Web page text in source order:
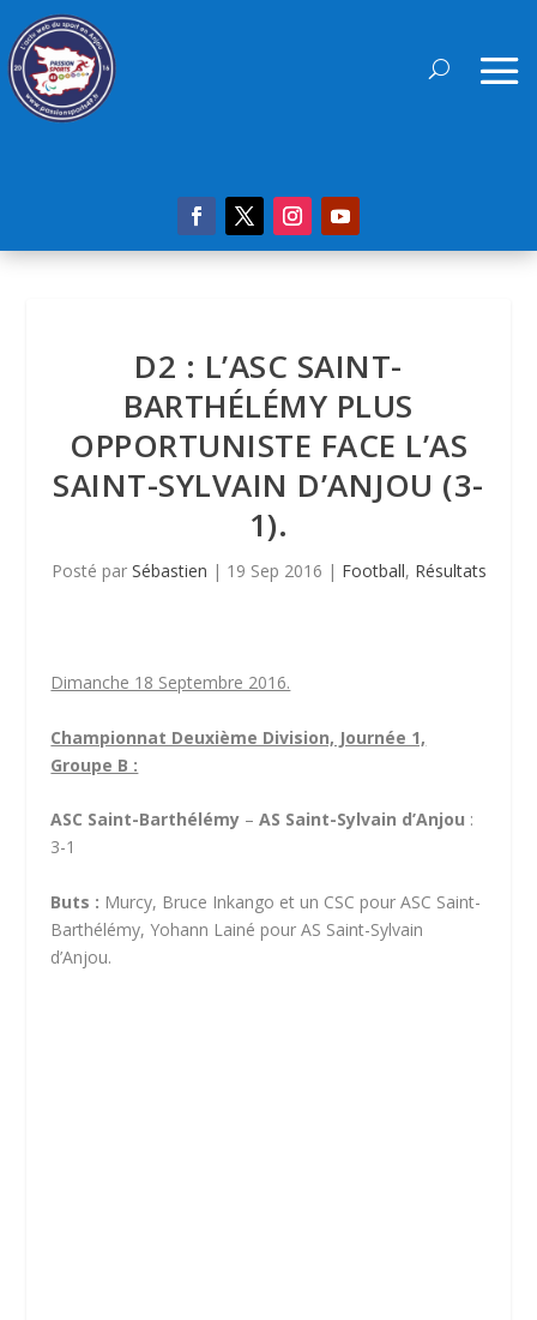
D2 : L’ASC SAINT-
BARTHÉLÉMY PLUS
OPPORTUNISTE FACE L’AS
SAINT-SYLVAIN D’ANJOU (3-
1).
Posté par Sébastien | 19 Sep 2016 | Football, Résultats
Dimanche 18 Septembre 2016.
Championnat Deuxième Division, Journée 1,
Groupe B :
ASC Saint-Barthélémy –AS Saint-Sylvain d’Anjou :
3-1
Buts : Murcy, Bruce Inkango et un CSC pour ASC Saint-
Barthélémy, Yohann Lainé pour AS Saint-Sylvain
d’Anjou.